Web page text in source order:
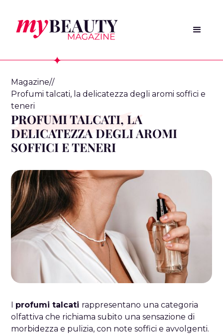
Magazine//
Profumi talcati, la delicatezza degli aromi soffici e
teneri
PROFUMI TALCATI, LA
DELICATEZZA DEGLI AROMI
SOFFICI E TENERI
I profumi talcati rappresentano una categoria
olfattiva che richiama subito una sensazione di
morbidezza e pulizia, con note soffici e avvolgenti.